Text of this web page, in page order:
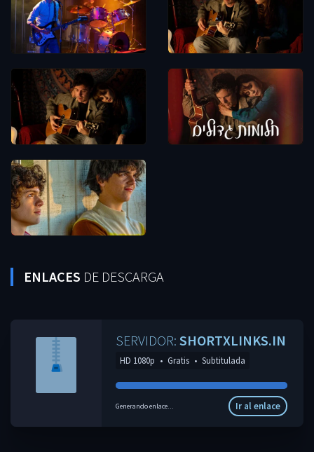
ENLACES DE DESCARGA
SERVIDOR: SHORTXLINKS.IN
HD 1080p • Gratis • Subtitulada
Generando enlace... Ir al enlace